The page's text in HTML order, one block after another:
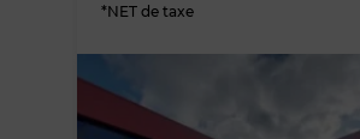
*NET de taxe